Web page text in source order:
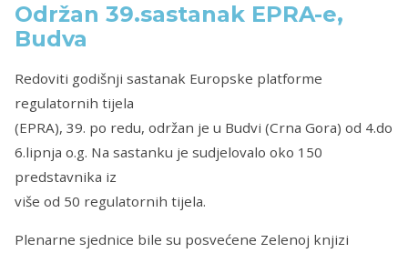
Održan 39.sastanak EPRA-e,
Budva
Redoviti godišnji sastanak Europske platforme
regulatornih tijela
(EPRA), 39. po redu, održan je u Budvi (Crna Gora) od 4.do
6.lipnja o.g. Na sastanku je sudjelovalo oko 150
predstavnika iz
više od 50 regulatornih tijela.
Plenarne sjednice bile su posvećene Zelenoj knjizi